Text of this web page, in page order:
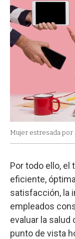
Mujer estresada por
Por todo ello, el
eficiente,
satisfacción, la
empleados
evaluar la salud
punto de vista